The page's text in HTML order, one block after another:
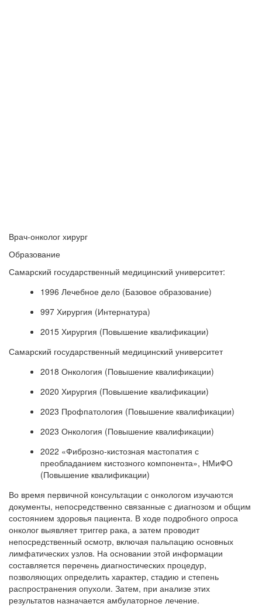
Врач-онколог хирург
Образование
Самарский государственный медицинский университет:
1996 Лечебное дело (Базовое образование)
997 Хирургия (Интернатура)
2015 Хирургия (Повышение квалификации)
Самарский государственный медицинский университет
2018 Онкология (Повышение квалификации)
2020 Хирургия (Повышение квалификации)
2023 Профпатология (Повышение квалификации)
2023 Онкология (Повышение квалификации)
2022 «Фиброзно-кистозная мастопатия с
преобладанием кистозного компонента», НМиФО
(Повышение квалификации)
Во время первичной консультации с онкологом изучаются
документы, непосредственно связанные с диагнозом и общим
состоянием здоровья пациента. В ходе подробного опроса
онколог выявляет триггер рака, а затем проводит
непосредственный осмотр, включая пальпацию основных
лимфатических узлов. На основании этой информации
составляется перечень диагностических процедур,
позволяющих определить характер, стадию и степень
распространения опухоли. Затем, при анализе этих
результатов назначается амбулаторное лечение.